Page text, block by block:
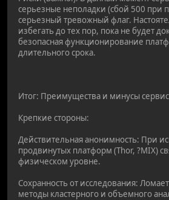
серьезные неполадки (сбой 500 при
серьезный тревожный флаг.
избегать до тех пор, пока не будет
безопасная функционирование
длительного срока.
Итог: Преимущества и минусы
Крепкие стороны:
Действительная анонимность: При
продвинутых платформ (Thor, ?MIX)
физическом уровне.
Сохранность от исследования:
методы кластерного и объемного